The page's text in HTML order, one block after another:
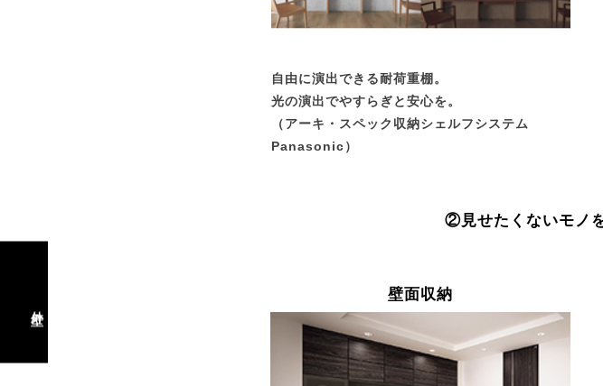
自由に演出できる耐荷重棚。
光の演出でやすらぎと安心を。
（アーキ・スペック収納シェルフシステム
Panasonic）
②見せたくないモノ
壁面収納